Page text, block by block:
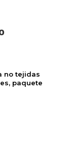
no tejidas
paquete